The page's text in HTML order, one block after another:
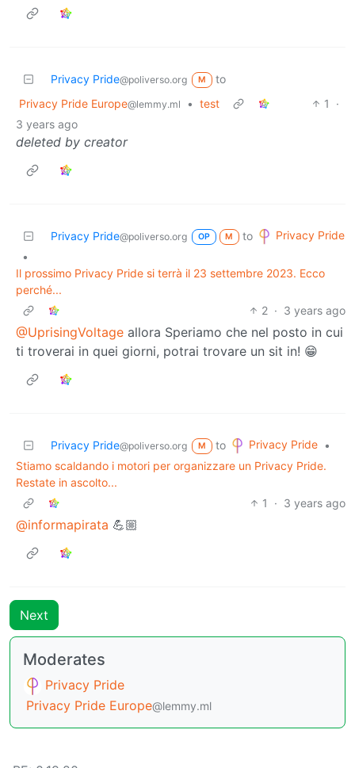
Privacy Pride@poliverso.org M
to
Privacy Pride Europe@lemmy.ml • test 1
·
3 years ago
deleted by creator
Privacy Pride@poliverso.org OP M to
Privacy Pride
•
Il prossimo Privacy Pride si terrà il 23 settembre 2023. Ecco
perché...
2 · 3 years ago
@UprisingVoltage allora Speriamo che nel posto in cui
ti troverai in quei giorni, potrai trovare un sit in! 😁
Privacy Pride@poliverso.org M to Privacy Pride
•
Stiamo scaldando i motori per organizzare un Privacy Pride.
Restate in ascolto...
1
· 3 years ago
@informapirata 💪🏼
Next
Moderates
Privacy Pride
Privacy Pride Europe@lemmy.ml